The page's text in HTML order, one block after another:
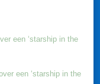
een ‘starship in the
een ‘starship in the